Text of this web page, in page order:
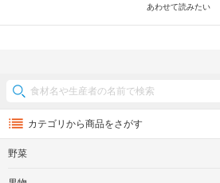
あわせて読みたい
カテゴリから商品をさがす
野菜